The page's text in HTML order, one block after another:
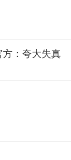
方：夸大失真